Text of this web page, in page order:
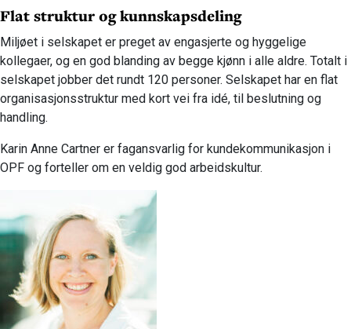
Flat struktur og kunnskapsdeling
Miljøet i selskapet er preget av engasjerte og hyggelige
kollegaer, og en god blanding av begge kjønn i alle aldre. Totalt i
selskapet jobber det rundt 120 personer. Selskapet har en flat
organisasjonsstruktur med kort vei fra idé, til beslutning og
handling.
Karin Anne Cartner er fagansvarlig for kundekommunikasjon i
OPF og forteller om en veldig god arbeidskultur.